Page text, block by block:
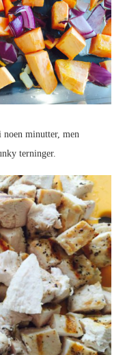
minutter, men
terninger.